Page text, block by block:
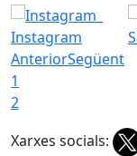
Instagram
AnteriorSegüent
1
2
Xarxes socials: